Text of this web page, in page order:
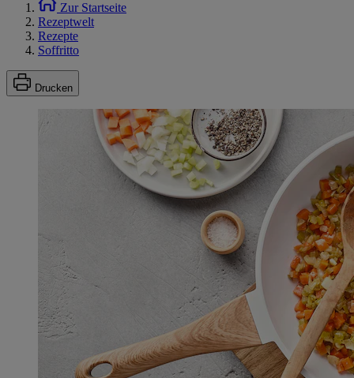
Zur Startseite
Rezeptwelt
Rezepte
Soffritto
Drucken